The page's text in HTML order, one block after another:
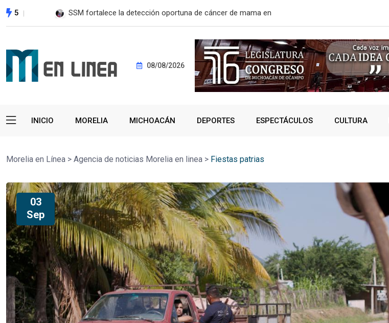
5 SSM fortalece la detección oportuna de cáncer de mama en
08/08/2026
INICIO MORELIA MICHOACÁN DEPORTES ESPECTÁCULOS CULTURA
Morelia en Línea > Agencia de noticias Morelia en linea > Fiestas patrias
03
Sep